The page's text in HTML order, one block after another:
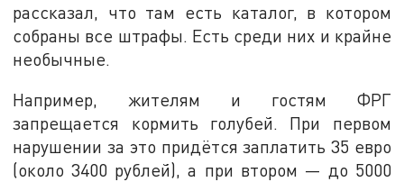
рассказал, что там есть каталог, в котором
собраны все штрафы. Есть среди них и крайне
необычные.
Например, жителям и гостям ФРГ
запрещается кормить голубей. При первом
нарушении за это придётся заплатить 35 евро
(около 3400 рублей), а при втором — до 5000